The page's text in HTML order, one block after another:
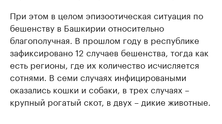
При этом в целом эпизоотическая ситуация по
бешенству в Башкирии относительно
благополучная. В прошлом году в республике
зафиксировано 12 случаев бешенства, тогда как
есть регионы, где их количество исчисляется
сотнями. В семи случаях инфицироваными
оказались кошки и собаки, в трех случаях –
крупный рогатый скот, в двух – дикие животные.